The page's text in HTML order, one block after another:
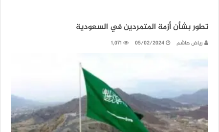
تطور بشأن أزمة المتمردين في السعودية
رياض هاشم 05/02/2024
1,071